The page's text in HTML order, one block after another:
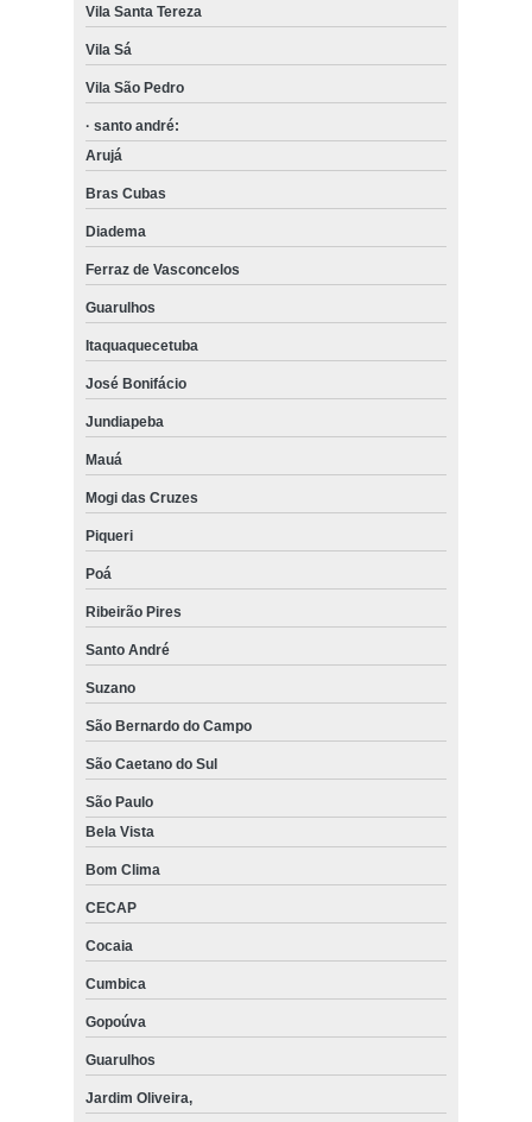
Vila Santa Tereza
Vila Sá
Vila São Pedro
· santo andré:
Arujá
Bras Cubas
Diadema
Ferraz de Vasconcelos
Guarulhos
Itaquaquecetuba
José Bonifácio
Jundiapeba
Mauá
Mogi das Cruzes
Piqueri
Poá
Ribeirão Pires
Santo André
Suzano
São Bernardo do Campo
São Caetano do Sul
São Paulo
Bela Vista
Bom Clima
CECAP
Cocaia
Cumbica
Gopoúva
Guarulhos
Jardim Oliveira,